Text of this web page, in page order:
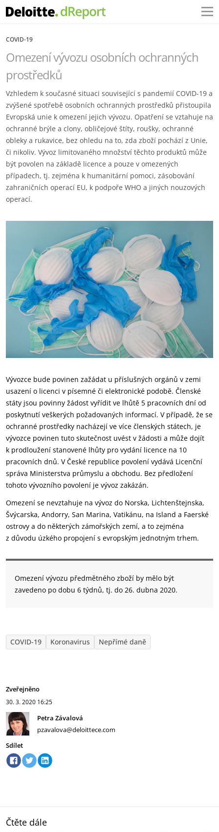
COVID-19
Omezení vývozu osobních ochranných
prostředků
Vzhledem k současné situaci související s pandemií COVID-19 a
zvýšené spotřebě osobních ochranných prostředků přistoupila
Evropská unie k omezení jejich vývozu. Opatření se vztahuje na
ochranné brýle a clony, obličejové štíty, roušky, ochranné
obleky a rukavice, bez ohledu na to, zda zboží pochází z Unie,
či nikoliv. Vývoz limitovaného množství těchto produktů může
být povolen na základě licence a pouze v omezených
případech, tj. zejména k humanitární pomoci, zásobování
zahraničních operací EU, k podpoře WHO a jiných nouzových
operací.
Vývozce bude povinen zažádat u příslušných orgánů v zemi
usazení o licenci v písemné či elektronické podobě. Členské
státy jsou povinny žádost vyřídit ve lhůtě 5 pracovních dní od
poskytnutí veškerých požadovaných informací. V případě, že se
ochranné prostředky nacházejí ve více členských státech, je
vývozce povinen tuto skutečnost uvést v žádosti a může dojít
k prodloužení stanovené lhůty pro vydání licence na 10
pracovních dnů. V České republice povolení vydává Licenční
správa Ministerstva průmyslu a obchodu. Bez předložení
tohoto vývozního povolení je vývoz zakázán.
Omezení se nevztahuje na vývoz do Norska, Lichtenštejnska,
Švýcarska, Andorry, San Marina, Vatikánu, na Island a Faerské
ostrovy a do některých zámořských zemí, a to zejména
z důvodu úzkého propojení s evropským jednotným trhem.
Omezení vývozu předmětného zboží by mělo být
zavedeno po dobu 6 týdnů, tj. do 26. dubna 2020.
COVID-19 Koronavirus Nepřímé daně
Zveřejněno
30. 3. 2020 16:25
Petra Závalová
pzavalova@deloittece.com
Sdílet
Čtěte dále